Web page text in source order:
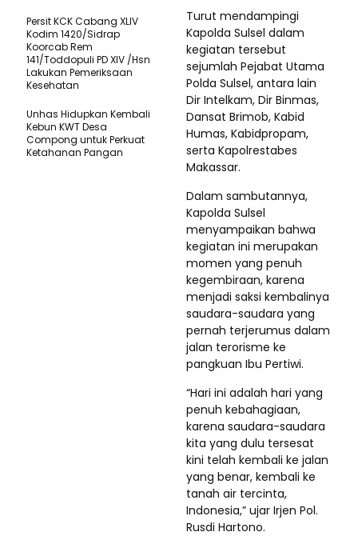
Turut mendampingi
Kapolda Sulsel dalam
kegiatan tersebut
sejumlah Pejabat Utama
Polda Sulsel, antara lain
Dir Intelkam, Dir Binmas,
Dansat Brimob, Kabid
Humas, Kabidpropam,
serta Kapolrestabes
Makassar.
Dalam sambutannya,
Kapolda Sulsel
menyampaikan bahwa
kegiatan ini merupakan
momen yang penuh
kegembiraan, karena
menjadi saksi kembalinya
saudara-saudara yang
pernah terjerumus dalam
jalan terorisme ke
pangkuan Ibu Pertiwi.
“Hari ini adalah hari yang
penuh kebahagiaan,
karena saudara-saudara
kita yang dulu tersesat
kini telah kembali ke jalan
yang benar, kembali ke
tanah air tercinta,
Indonesia,” ujar Irjen Pol.
Rusdi Hartono.
Persit KCK Cabang XLIV
Kodim 1420/Sidrap
Koorcab Rem
141/Toddopuli PD XIV /Hsn
Lakukan Pemeriksaan
Kesehatan
Unhas Hidupkan Kembali
Kebun KWT Desa
Compong untuk Perkuat
Ketahanan Pangan